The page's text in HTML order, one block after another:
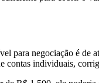
para negociação é de
contas individuais,